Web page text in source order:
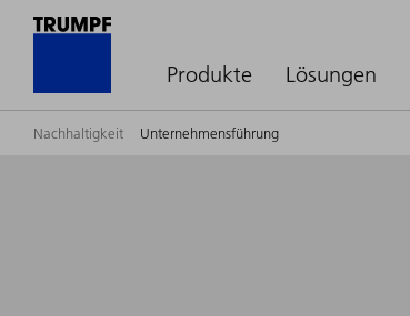
Produkte Lösungen
Nachhaltigkeit Unternehmensführung